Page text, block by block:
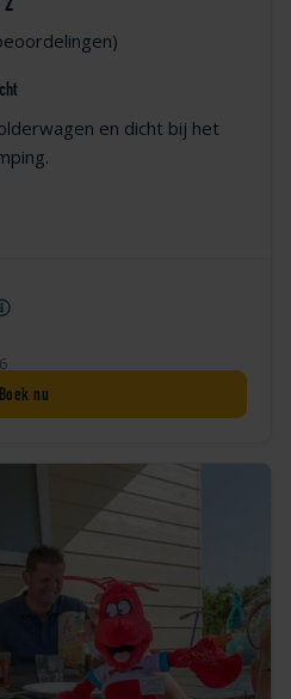
)
en dicht bij het
Boek nu